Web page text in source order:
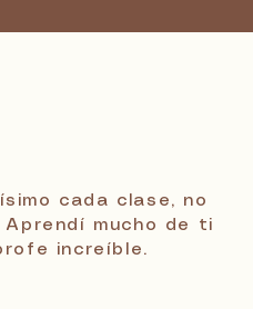
cada clase, no
mucho de ti
increíble.